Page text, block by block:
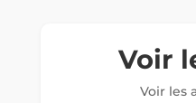
Voir
Voir les